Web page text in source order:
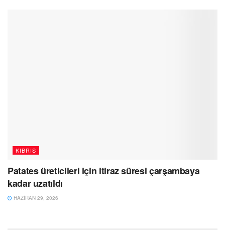
KIBRIS
Patates üreticileri için itiraz süresi çarşambaya
kadar uzatıldı
HAZIRAN 29, 2026